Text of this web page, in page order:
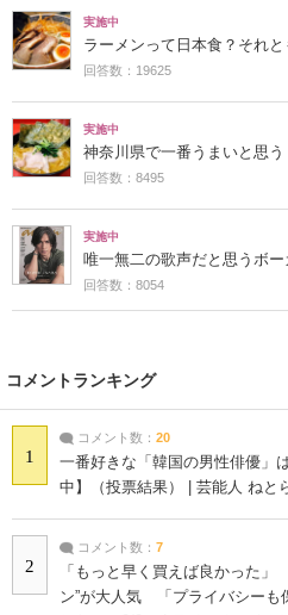
実施中
ラーメンって日本食？それと
回答数：19625
実施中
神奈川県で一番うまいと思
回答数：8495
実施中
唯一無二の歌声だと思うボー
回答数：8054
コメントランキング
1
コメント数： 20
一番好きな「韓国の男性俳優」
中】（投票結果） | 芸能人 ねと
2
コメント数： 7
「もっと早く買えば良かった
ン”が大人気 「プライバシーも